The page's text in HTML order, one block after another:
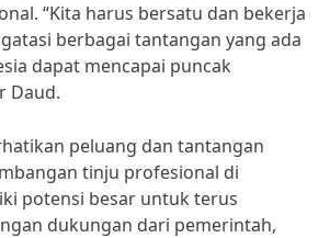
“Kita harus bersatu dan bekerja
berbagai tantangan yang ada
dapat mencapai puncak
Daud.
peluang dan tantangan
tinju profesional di
potensi besar untuk terus
dukungan dari pemerintah,